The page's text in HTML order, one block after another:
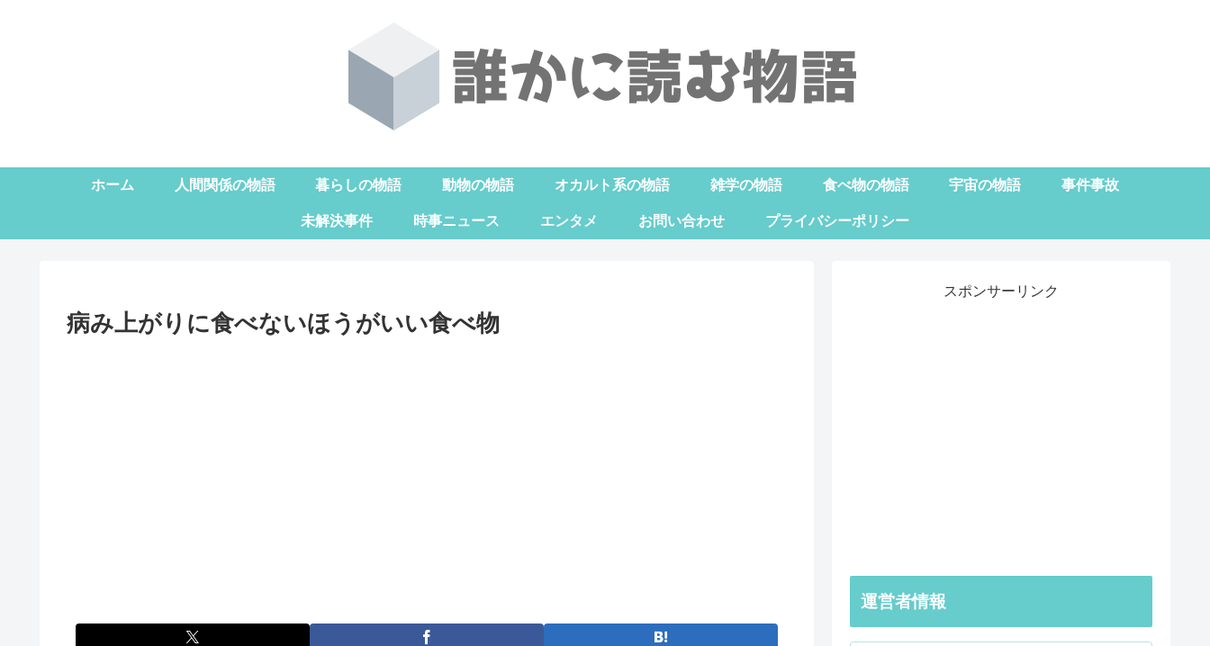
ホーム 人間関係の物語 暮らしの物語 動物の物語 オカルト系の物語 雑学の物語 食べ物の物語 宇宙の物語 事件事故
未解決事件 時事ニュース エンタメ お問い合わせ プライバシーポリシー
病み上がりに食べないほうがいい食べ物
スポンサーリンク
運営者情報